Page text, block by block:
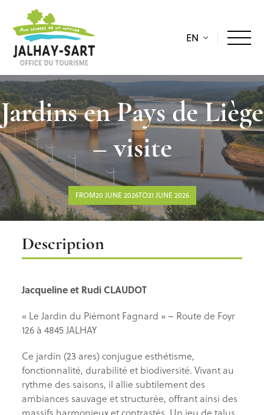
EN
Jardins en Pays de Liège
– visite
FROM20 JUNE 2026TO21 JUNE 2026
Description
Description
Jacqueline et Rudi CLAUDOT
« Le Jardin du Piémont Fagnard » – Route de Foyr
126 à 4845 JALHAY
Ce jardin (23 ares) conjugue esthétisme,
fonctionnalité, durabilité et biodiversité. Vivant au
rythme des saisons, il allie subtilement des
ambiances sauvage et structurée, offrant ainsi des